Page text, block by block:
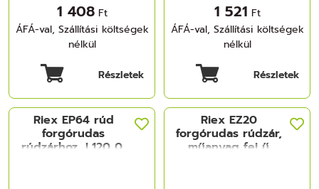
1 408 Ft
ÁFÁ-val, Szállítási költségek
nélkül
Részletek
1 521 Ft
ÁFÁ-val, Szállítási költségek
nélkül
Részletek
Riex EP64 rúd
forgórudas
rúdzárhoz, L120 0,
Riex EZ20
forgórudas rúdzár,
műanyag fej ű